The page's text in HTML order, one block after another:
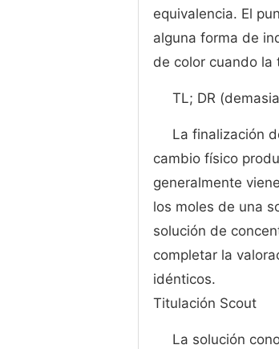
equivalencia. El
alguna forma de
de color cuando la
TL; DR
La finalización
cambio físico
generalmente
los moles de una
solución de
completar la
idénticos.
Titulación Scout
La solución